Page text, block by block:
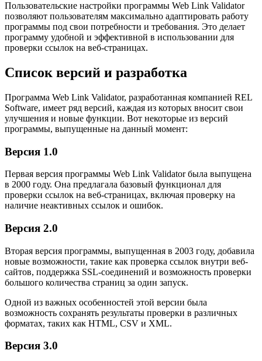
Пользовательские настройки программы Web Link Validator
позволяют пользователям максимально адаптировать работу
программы под свои потребности и требования. Это делает
программу удобной и эффективной в использовании для
проверки ссылок на веб-страницах.
Список версий и разработка
Программа Web Link Validator, разработанная компанией REL
Software, имеет ряд версий, каждая из которых вносит свои
улучшения и новые функции. Вот некоторые из версий
программы, выпущенные на данный момент:
Версия 1.0
Первая версия программы Web Link Validator была выпущена
в 2000 году. Она предлагала базовый функционал для
проверки ссылок на веб-страницах, включая проверку на
наличие неактивных ссылок и ошибок.
Версия 2.0
Вторая версия программы, выпущенная в 2003 году, добавила
новые возможности, такие как проверка ссылок внутри веб-
сайтов, поддержка SSL-соединений и возможность проверки
большого количества страниц за один запуск.
Одной из важных особенностей этой версии была
возможность сохранять результаты проверки в различных
форматах, таких как HTML, CSV и XML.
Версия 3.0